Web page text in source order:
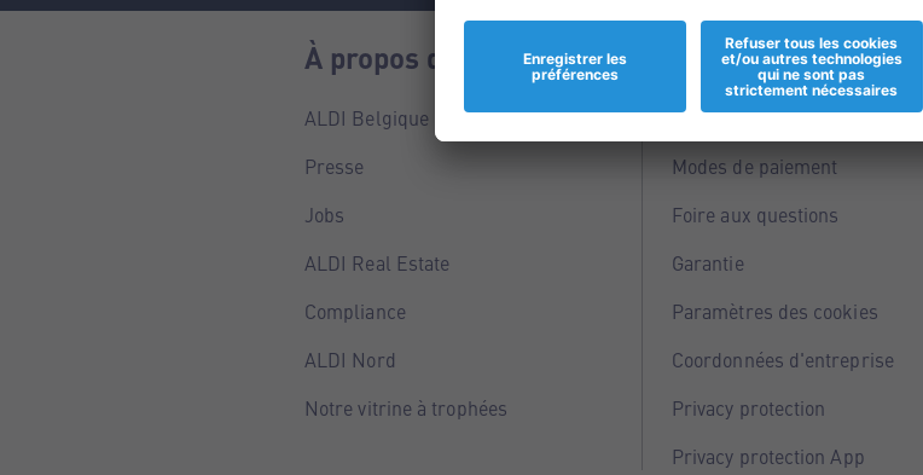
À propos de nous
ALDI Belgique
Presse
Jobs
ALDI Real Estate
Compliance
ALDI Nord
Notre vitrine à trophées
Informations
Magasins
Modes de paiement
Foire aux questions
Garantie
Paramètres des cookies
Coordonnées d'entreprise
Privacy protection
Privacy protection App